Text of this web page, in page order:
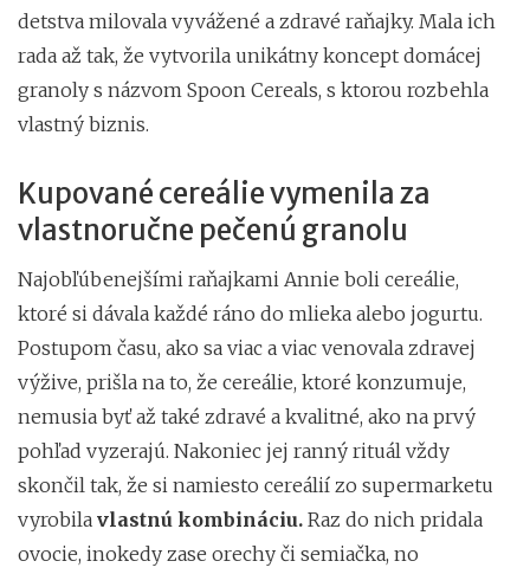
detstva milovala vyvážené a zdravé raňajky. Mala ich
rada až tak, že vytvorila unikátny koncept domácej
granoly s názvom Spoon Cereals, s ktorou rozbehla
vlastný biznis.
Kupované cereálie vymenila za
vlastnoručne pečenú granolu
Najobľúbenejšími raňajkami Annie boli cereálie,
ktoré si dávala každé ráno do mlieka alebo jogurtu.
Postupom času, ako sa viac a viac venovala zdravej
výžive, prišla na to, že cereálie, ktoré konzumuje,
nemusia byť až také zdravé a kvalitné, ako na prvý
pohľad vyzerajú. Nakoniec jej ranný rituál vždy
skončil tak, že si namiesto cereálií zo supermarketu
vyrobila vlastnú kombináciu. Raz do nich pridala
ovocie, inokedy zase orechy či semiačka, no